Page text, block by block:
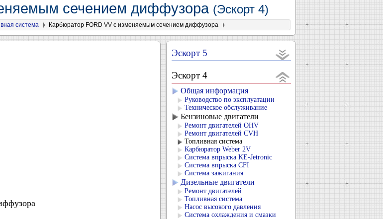
сечением диффузора (Эскорт 4)
система Карбюратор FORD VV с изменяемым сечением диффузора
Эскорт 5
Эскорт 4
Общая информация
Руководство по эксплуатации
Техническое обслуживание
Бензиновые двигатели
Ремонт двигателей OHV
Ремонт двигателей CVH
Топливная система
Карбюратор Weber 2V
Система впрыска KЕ-Jetronic
Система впрыска CFI
Система зажигания
Дизельные двигатели
Ремонт двигателей
Топливная система
Насос высокого давления
Система охлаждения и смазки